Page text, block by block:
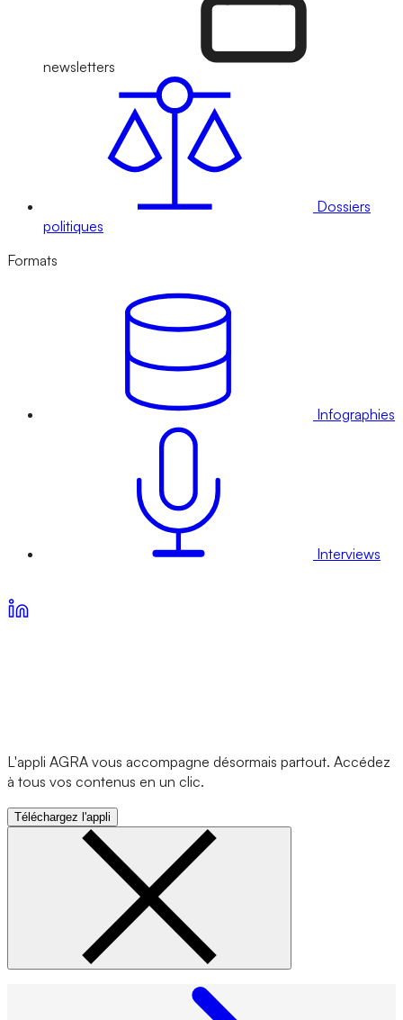
newsletters
Dossiers
politiques
Formats
Infographies
Interviews
L'appli AGRA vous accompagne désormais partout. Accédez
à tous vos contenus en un clic.
Téléchargez l'appli